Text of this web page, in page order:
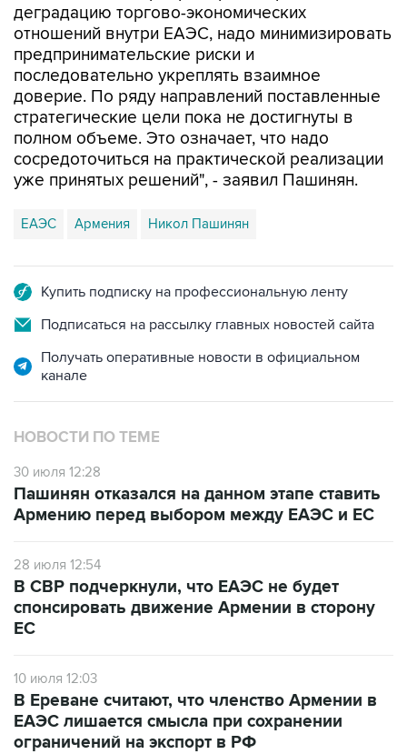
деградацию торгово-экономических
отношений внутри ЕАЭС, надо минимизировать
предпринимательские риски и
последовательно укреплять взаимное
доверие. По ряду направлений поставленные
стратегические цели пока не достигнуты в
полном объеме. Это означает, что надо
сосредоточиться на практической реализации
уже принятых решений", - заявил Пашинян.
ЕАЭС Армения Никол Пашинян
Купить подписку на профессиональную ленту
Подписаться на рассылку главных новостей сайта
Получать оперативные новости в официальном
канале
НОВОСТИ ПО ТЕМЕ
30 июля 12:28
Пашинян отказался на данном этапе ставить
Армению перед выбором между ЕАЭС и ЕС
28 июля 12:54
В СВР подчеркнули, что ЕАЭС не будет
спонсировать движение Армении в сторону
ЕС
10 июля 12:03
В Ереване считают, что членство Армении в
ЕАЭС лишается смысла при сохранении
ограничений на экспорт в РФ